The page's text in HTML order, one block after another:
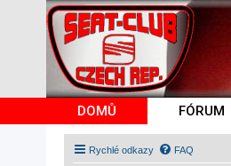
DOMŮ FÓRUM
Rychlé odkazy FAQ